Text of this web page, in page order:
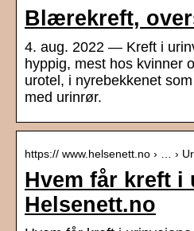
Blærekreft,
4. aug. 2022 — Kreft i
hyppig, mest hos kvinner
urotel, i nyrebekkenet
med urinrør.
https:// www.helsenett.no › … ›
Hvem får kreft i
Helsenett.no